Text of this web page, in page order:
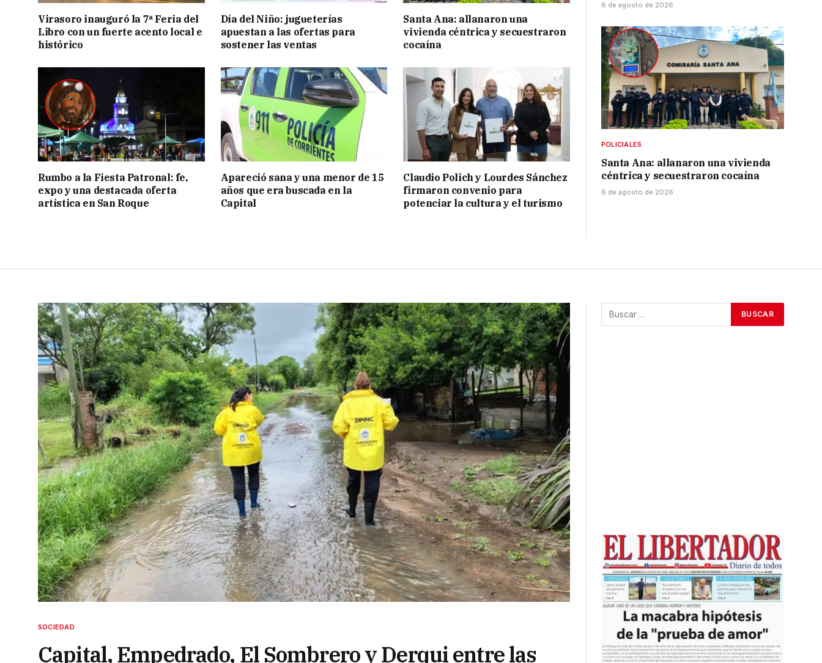
Virasoro inauguró la 7ª Feria del
Libro con un fuerte acento local e
histórico
Día del Niño: jugueterías
apuestan a las ofertas para
sostener las ventas
Santa Ana: allanaron una
vivienda céntrica y secuestraron
cocaína
Rumbo a la Fiesta Patronal: fe,
expo y una destacada oferta
artística en San Roque
Apareció sana y una menor de 15
años que era buscada en la
Capital
Claudio Polich y Lourdes Sánchez
firmaron convenio para
potenciar la cultura y el turismo
6 de agosto de 2026
POLICIALES
Santa Ana: allanaron una vivienda
céntrica y secuestraron cocaína
6 de agosto de 2026
SOCIEDAD
Capital, Empedrado, El Sombrero y Derqui entre las